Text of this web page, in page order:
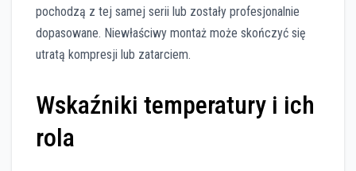
pochodzą z tej samej serii lub zostały profesjonalnie
dopasowane. Niewłaściwy montaż może skończyć się
utratą kompresji lub zatarciem.
Wskaźniki temperatury i ich
rola